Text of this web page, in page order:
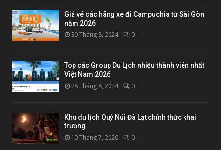
Giá vé các hãng xe đi Campuchia từ Sài Gòn
năm 2026
30 Tháng 8, 2024 0
Top các Group Du Lịch nhiều thành viên nhất
Việt Nam 2026
28 Tháng 8, 2024 0
Khu du lịch Quỷ Núi Đà Lạt chính thức khai
trương
10 Tháng 7, 2020 0